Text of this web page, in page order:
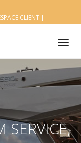
CLIENT|
SERVICE,